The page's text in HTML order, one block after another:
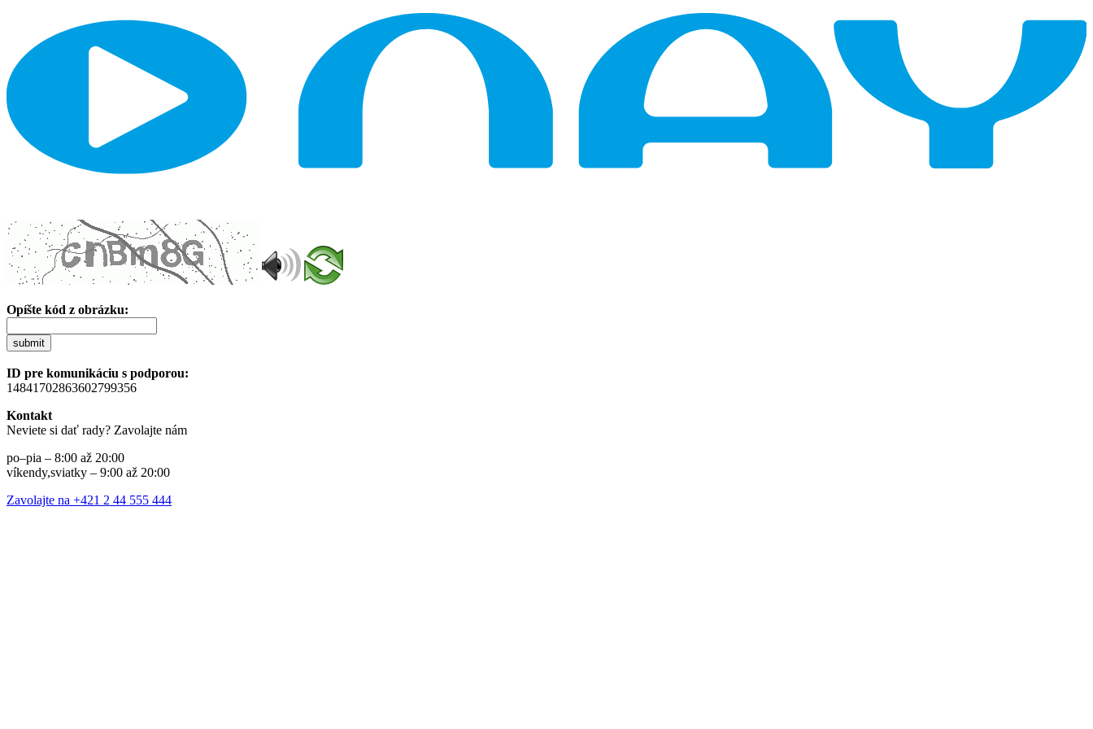
Opíšte kód z obrázku:
submit
ID pre komunikáciu s podporou:
14841702863602799356
Kontakt
Neviete si dať rady? Zavolajte nám
po–pia – 8:00 až 20:00
víkendy,sviatky – 9:00 až 20:00
Zavolajte na +421 2 44 555 444